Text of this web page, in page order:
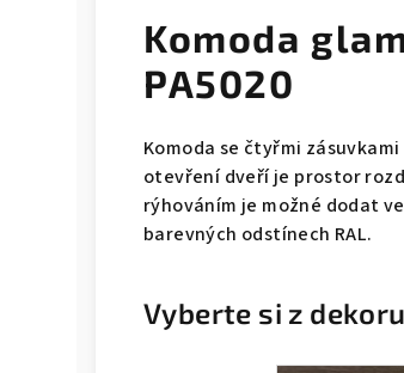
Komoda
PA5020
Komoda se čtyřmi
otevření dveří je prostor
rýhováním je možné dodat
barevných odstínech RAL.
Vyberte si z